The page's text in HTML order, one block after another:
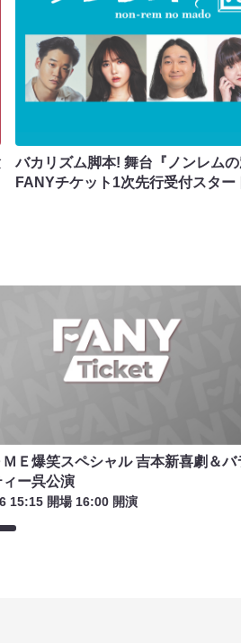
バカリズム脚本! 舞台『ノンレム
FANYチケット1次先行受付スタ
ＭＥ爆笑スペシャル 吉本新喜劇＆バ
ィー呉公演
15:15 開場 16:00 開演